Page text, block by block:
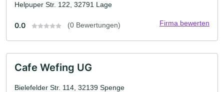
Helpuper Str. 122, 32791 Lage
0.0 (0 Bewertungen) Firma bewerten
Cafe Wefing UG
Bielefelder Str. 114, 32139 Spenge